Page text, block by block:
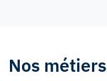
Nos métiers